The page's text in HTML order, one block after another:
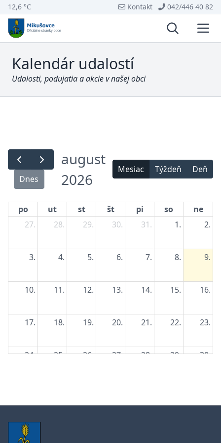
12,6 °C Kontakt 042/446 40 82
Vyhľadávanie
Kalendár udalostí
Udalosti, podujatia a akcie v našej obci
Dnes
august
2026
Mesiac Týždeň Deň
po ut st št pi so
ne
27.
28. 29. 30. 31. 1. 2.
3. 4. 5. 6. 7. 8. 9.
10. 11. 12. 13. 14. 15. 16.
17. 18. 19. 20. 21. 22. 23.
24. 25. 26. 27. 28. 29. 30.